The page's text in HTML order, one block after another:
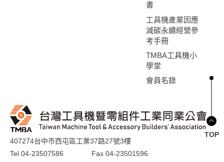
書
工具機產業因應
減碳永續經營參
考手冊
TMBA工具機小
學堂
會員名錄
407274台中市西屯區工業37路27號3樓
Tel 04-23507586
Fax 04-23501596
TOP